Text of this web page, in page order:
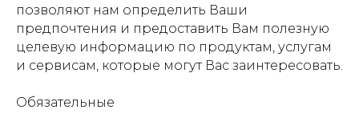
позволяют нам определить Ваши
предпочтения и предоставить Вам полезную
целевую информацию по продуктам, услугам
и сервисам, которые могут Вас заинтересовать.
Обязательные